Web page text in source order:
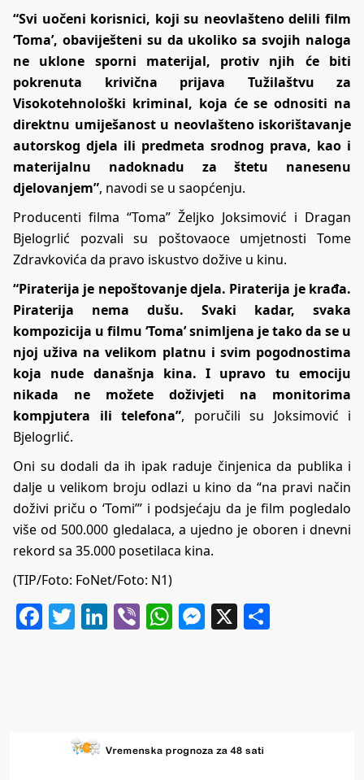
“Svi uočeni korisnici, koji su neovlašteno delili film
‘Toma’, obaviješteni su da ukoliko sa svojih naloga
ne uklone sporni materijal, protiv njih će biti
pokrenuta krivična prijava Tužilaštvu za
Visokotehnološki kriminal, koja će se odnositi na
direktnu umiješanost u neovlašteno iskorištavanje
autorskog djela ili predmeta srodnog prava, kao i
materijalnu nadoknadu za štetu nanesenu
djelovanjem”, navodi se u saopćenju.
Producenti filma “Toma” Željko Joksimović i Dragan
Bjelogrlić pozvali su poštovaoce umjetnosti Tome
Zdravkovića da pravo iskustvo dožive u kinu.
“Piraterija je nepoštovanje djela. Piraterija je krađa.
Piraterija nema dušu. Svaki kadar, svaka
kompozicija u filmu ‘Toma’ snimljena je tako da se u
njoj uživa na velikom platnu i svim pogodnostima
koja nude današnja kina. I upravo tu emociju
nikada ne možete doživjeti na monitorima
kompjutera ili telefona”, poručili su Joksimović i
Bjelogrlić.
Oni su dodali da ih ipak raduje činjenica da publika i
dalje u velikom broju odlazi u kino da “na pravi način
doživi priču o ‘Tomi’” i podsjećaju da je film pogledalo
više od 500.000 gledalaca, a ujedno je oboren i dnevni
rekord sa 35.000 posetilaca kina.
(TIP/Foto: FoNet/Foto: N1)
Facebook
Twitter
LinkedIn
ViberWhatsApp
Messenger
X